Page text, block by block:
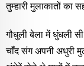
तुम्हारी मुलाकातों का
गौधुली बेला में धुंधली
चाँद संग अपनी अधुरी